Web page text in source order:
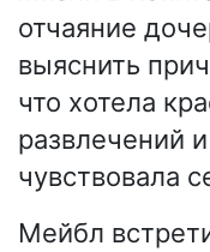
отчаяние
выяснить
что хотела
развлечений
чувствовала
Мейбл